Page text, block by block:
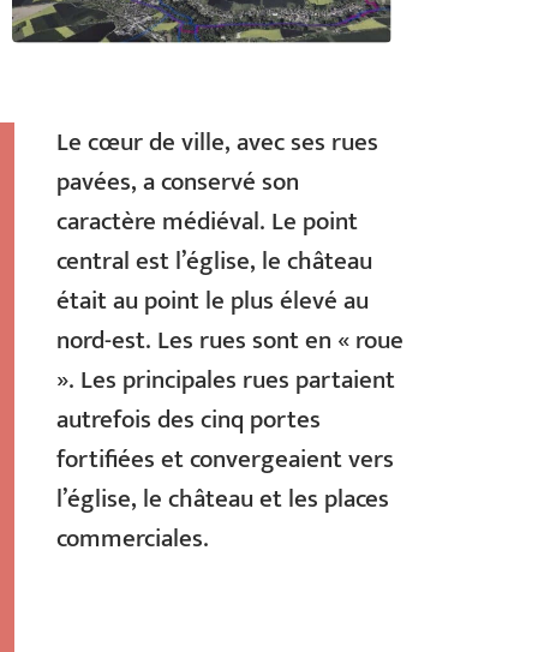
Le cœur de ville, avec ses rues
pavées, a conservé son
caractère médiéval. Le point
central est l’église, le château
était au point le plus élevé au
nord-est. Les rues sont en « roue
». Les principales rues partaient
autrefois des cinq portes
fortifiées et convergeaient vers
l’église, le château et les places
commerciales.